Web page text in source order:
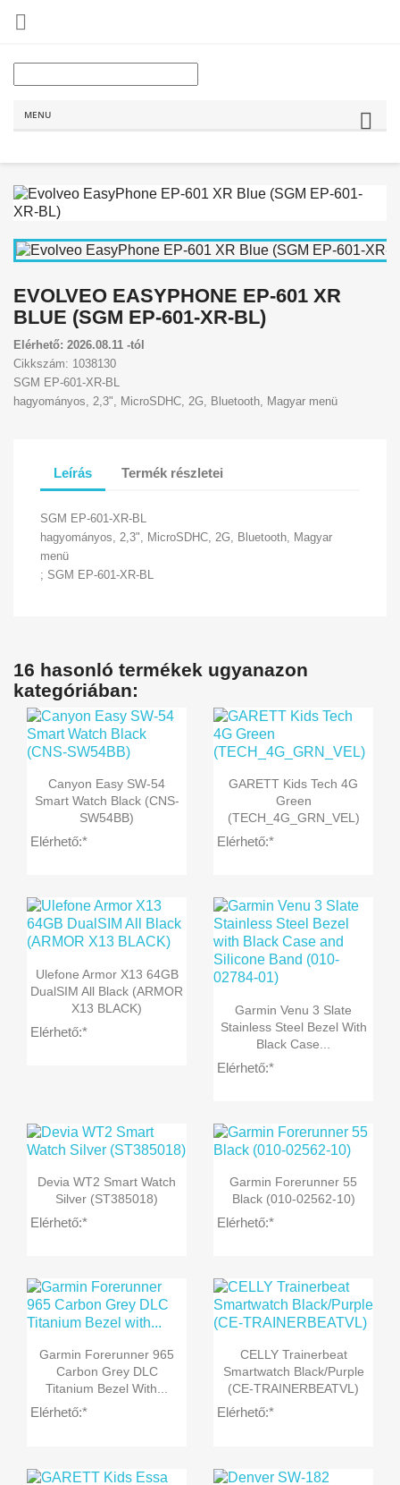

MENU
EVOLVEO EASYPHONE EP-601 XR
BLUE (SGM EP-601-XR-BL)
Elérhető: 2026.08.11 -tól
Cikkszám: 1038130
SGM EP-601-XR-BL
hagyományos, 2,3", MicroSDHC, 2G, Bluetooth, Magyar menü
Leírás Termék részletei
SGM EP-601-XR-BL
hagyományos, 2,3", MicroSDHC, 2G, Bluetooth, Magyar
menü
; SGM EP-601-XR-BL
16 hasonló termékek ugyanazon
kategóriában:
 Előnézet
Canyon Easy SW-54
Smart Watch Black (CNS-
SW54BB)
Elérhető:*
 Előnézet
GARETT Kids Tech 4G
Green
(TECH_4G_GRN_VEL)
Elérhető:*
 Előnézet
Ulefone Armor X13 64GB
DualSIM All Black (ARMOR
X13 BLACK)
Elérhető:*
 Előnézet
Garmin Venu 3 Slate
Stainless Steel Bezel With
Black Case...
Elérhető:*
 Előnézet
Devia WT2 Smart Watch
Silver (ST385018)
Elérhető:*
 Előnézet
Garmin Forerunner 55
Black (010-02562-10)
Elérhető:*
 Előnézet
Garmin Forerunner 965
Carbon Grey DLC
Titanium Bezel With...
Elérhető:*
 Előnézet
CELLY Trainerbeat
Smartwatch Black/Purple
(CE-TRAINERBEATVL)
Elérhető:*